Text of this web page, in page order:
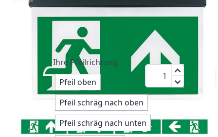
4 W
74,95 €
zzgl.MwSt.:
Ihre Pfeilrichtung
Pfeil oben
Pfeil schräg nach oben
Pfeil schräg nach unten
Menge